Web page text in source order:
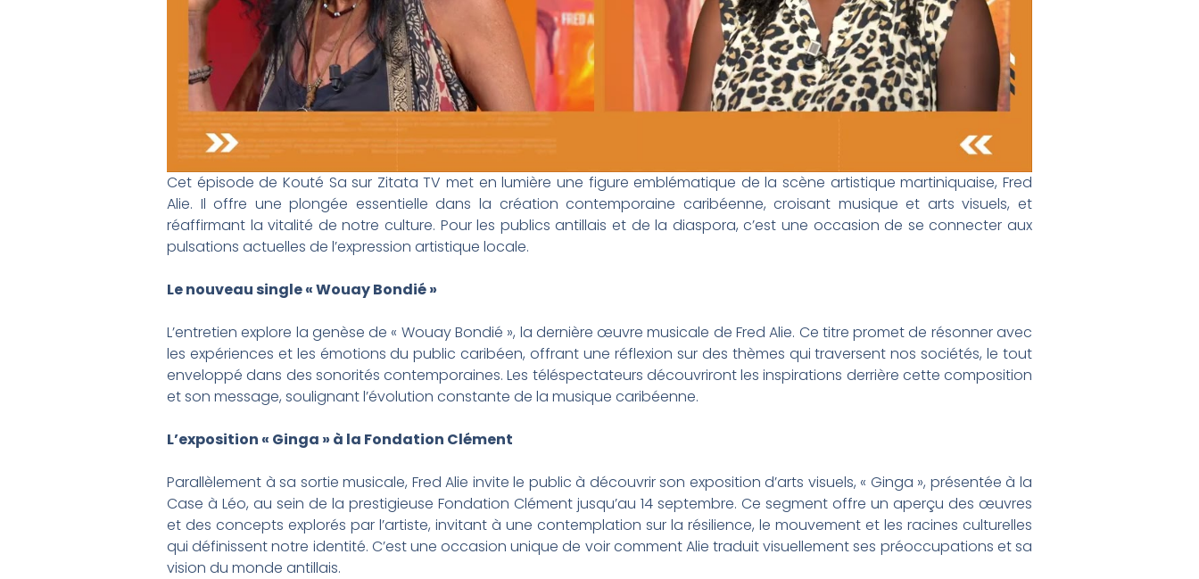
Cet épisode de Kouté Sa sur Zitata TV met en lumière une figure emblématique de la scène artistique martiniquaise, Fred
Alie. Il offre une plongée essentielle dans la création contemporaine caribéenne, croisant musique et arts visuels, et
réaffirmant la vitalité de notre culture. Pour les publics antillais et de la diaspora, c’est une occasion de se connecter aux
pulsations actuelles de l’expression artistique locale.
Le nouveau single « Wouay Bondié »
L’entretien explore la genèse de « Wouay Bondié », la dernière œuvre musicale de Fred Alie. Ce titre promet de résonner avec
les expériences et les émotions du public caribéen, offrant une réflexion sur des thèmes qui traversent nos sociétés, le tout
enveloppé dans des sonorités contemporaines. Les téléspectateurs découvriront les inspirations derrière cette composition
et son message, soulignant l’évolution constante de la musique caribéenne.
L’exposition « Ginga » à la Fondation Clément
Parallèlement à sa sortie musicale, Fred Alie invite le public à découvrir son exposition d’arts visuels, « Ginga », présentée à la
Case à Léo, au sein de la prestigieuse Fondation Clément jusqu’au 14 septembre. Ce segment offre un aperçu des œuvres
et des concepts explorés par l’artiste, invitant à une contemplation sur la résilience, le mouvement et les racines culturelles
qui définissent notre identité. C’est une occasion unique de voir comment Alie traduit visuellement ses préoccupations et sa
vision du monde antillais.